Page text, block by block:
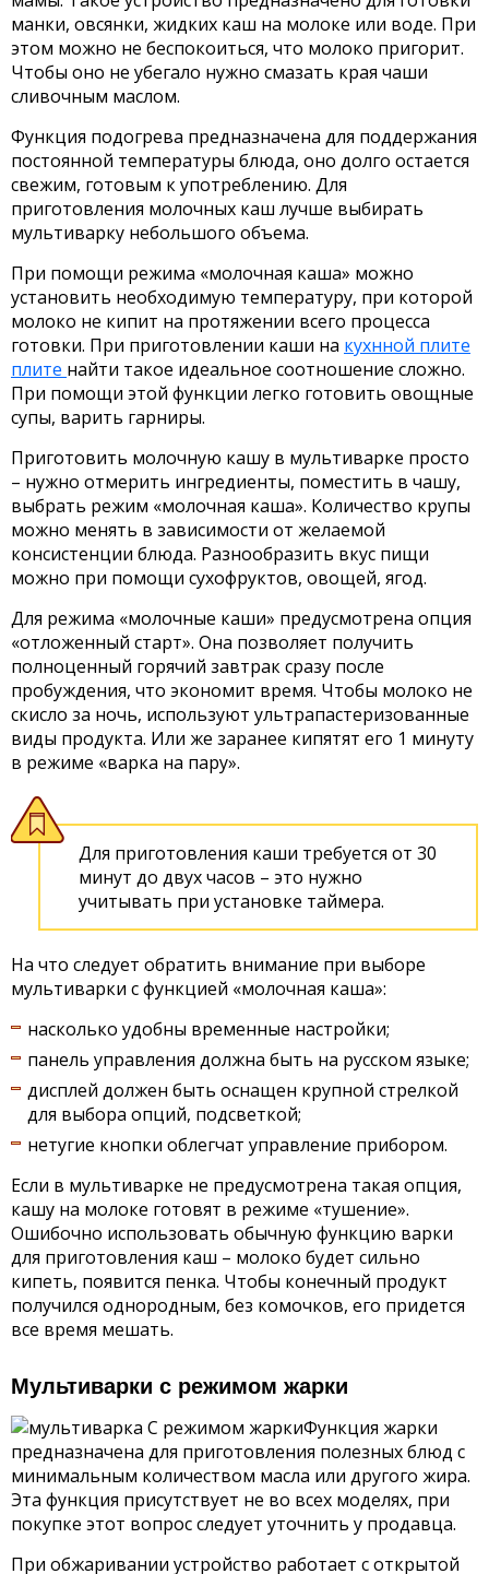
манки, овсянки, жидких каш на молоке или воде. При
этом можно не беспокоиться, что молоко пригорит.
Чтобы оно не убегало нужно смазать края чаши
сливочным маслом.
Функция подогрева предназначена для поддержания
постоянной температуры блюда, оно долго остается
свежим, готовым к употреблению. Для
приготовления молочных каш лучше выбирать
мультиварку небольшого объема.
При помощи режима «молочная каша» можно
установить необходимую температуру, при которой
молоко не кипит на протяжении всего процесса
готовки. При приготовлении каши на кухнной плите
плите найти такое идеальное соотношение сложно.
При помощи этой функции легко готовить овощные
супы, варить гарниры.
Приготовить молочную кашу в мультиварке просто
– нужно отмерить ингредиенты, поместить в чашу,
выбрать режим «молочная каша». Количество крупы
можно менять в зависимости от желаемой
консистенции блюда. Разнообразить вкус пищи
можно при помощи сухофруктов, овощей, ягод.
Для режима «молочные каши» предусмотрена опция
«отложенный старт». Она позволяет получить
полноценный горячий завтрак сразу после
пробуждения, что экономит время. Чтобы молоко не
скисло за ночь, используют ультрапастеризованные
виды продукта. Или же заранее кипятят его 1 минуту
в режиме «варка на пару».
Для приготовления каши требуется от 30
минут до двух часов – это нужно
учитывать при установке таймера.
На что следует обратить внимание при выборе
мультиварки с функцией «молочная каша»:
насколько удобны временные настройки;
панель управления должна быть на русском языке;
дисплей должен быть оснащен крупной стрелкой
для выбора опций, подсветкой;
нетугие кнопки облегчат управление прибором.
Если в мультиварке не предусмотрена такая опция,
кашу на молоке готовят в режиме «тушение».
Ошибочно использовать обычную функцию варки
для приготовления каш – молоко будет сильно
кипеть, появится пенка. Чтобы конечный продукт
получился однородным, без комочков, его придется
все время мешать.
Мультиварки с режимом жарки
Функция жарки
предназначена для приготовления полезных блюд с
минимальным количеством масла или другого жира.
Эта функция присутствует не во всех моделях, при
покупке этот вопрос следует уточнить у продавца.
При обжаривании устройство работает с открытой